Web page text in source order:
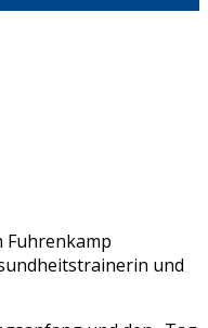
Fuhrenkamp
und